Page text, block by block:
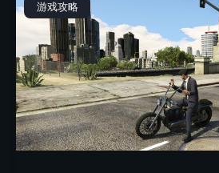
游戏攻略